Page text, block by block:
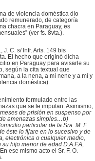
de violencia doméstica dio
remunerado, de categoría
chacra en Paraguay, es
(ver fs. 8vta.).
J. C. s/ Infr. Arts. 149 bis
El hecho que originó dicha
en Paraguay para avisarle su
según la cita textual que
a la nena, a mi nene y a mí y
doméstica).
formulado entre las
que se le imputan. Asimismo,
de prisión en suspenso por
amenazas simples…b)
particular de la Sra. M. E.
éste lo fijare en lo sucesivo y de
electrónica o cualquier medio,
hijo menor de edad D.A.F.A,
ese mismo acto el Sr. F. O.